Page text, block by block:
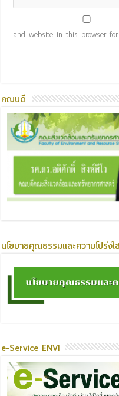
and website in this browser
คณบดี
นโยบายคุณธรรมและความโปร่งใส
e-Service ENVI